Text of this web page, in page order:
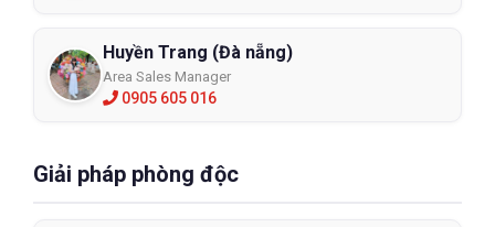
Huyền Trang (Đà nẵng)
Area Sales Manager
0905 605 016
Giải pháp phòng độc